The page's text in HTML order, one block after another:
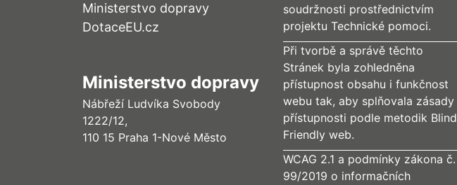
Ministerstvo dopravy
DotaceEU.cz
Ministerstvo dopravy
Nábřeží Ludvíka Svobody
1222/12,
110 15 Praha 1-Nové Město
soudržnosti prostřednictvím
projektu Technické pomoci.
Při tvorbě a správě těchto
Stránek byla zohledněna
přístupnost obsahu i funkčnost
webu tak, aby splňovala zásady
přístupnosti podle metodik Blind
Friendly web.
WCAG 2.1 a podmínky zákona č.
99/2019 o informačních